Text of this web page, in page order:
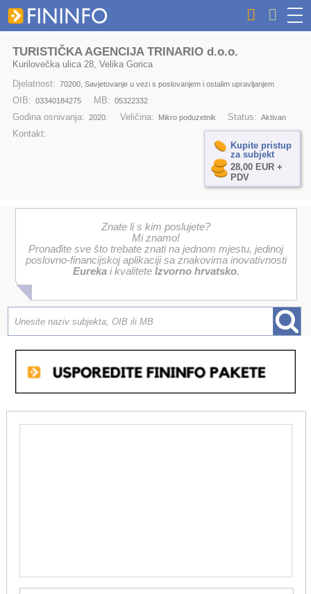
TURISTIČKA AGENCIJA TRINARIO d.o.o.
Kurilovečka ulica 28, Velika Gorica
Djelatnost: 70200, Savjetovanje u vezi s poslovanjem i ostalim upravljanjem
OIB: 03340184275 MB: 05322332
Godina osnivanja: 2020. Veličina: Mikro poduzetnik Status: Aktivan
Kontakt:
Kupite pristup
za subjekt
28,00 EUR +
PDV
Znate li s kim poslujete?
Mi znamo!
Pronađite sve što trebate znati na jednom mjestu, jedinoj
poslovno-financijskoj aplikaciji sa znakovima inovativnosti
Eurekai kvalitete Izvorno hrvatsko.